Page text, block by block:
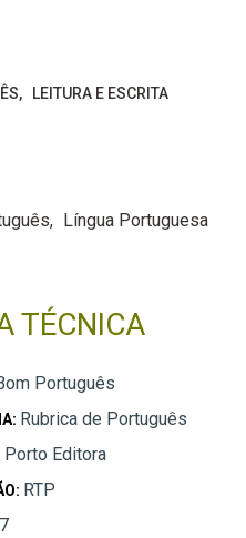
LEITURA E ESCRITA
Língua Portuguesa
TÉCNICA
Português
Rubrica de Português
Porto Editora
RTP